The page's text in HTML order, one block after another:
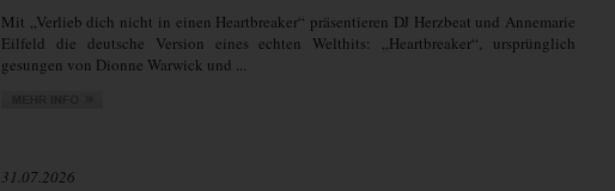
Mit „Verlieb dich nicht in einen Heartbreaker“ präsentieren DJ Herzbeat und Annemarie
Eilfeld die deutsche Version eines echten Welthits: „Heartbreaker“, ursprünglich
gesungen von Dionne Warwick und ...
31.07.2026